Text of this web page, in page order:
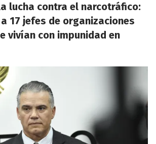
lucha contra el narcotráfico:
17 jefes de organizaciones
vivían con impunidad en